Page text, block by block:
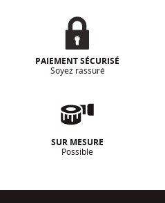
PAIEMENT SÉCURISÉ
Soyez rassuré
SUR MESURE
Possible